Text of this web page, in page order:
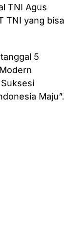
TNI Agus
TNI yang bisa
5
Maju”.